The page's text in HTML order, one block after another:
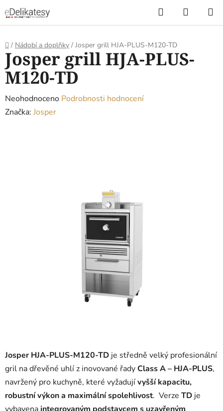
na
obsah
Hledat
KOŠÍK
Domů
/ Nádobí a doplňky / Josper grill HJA-PLUS-M120-TD
Josper HJA-PLUS-M120-TD je středně velký profesionální
gril na dřevěné uhlí z inovované řadyClass A – HJA-PLUS,
navržený pro kuchyně, které vyžadujívyšší kapacitu,
robustní výkon a maximální spolehlivost. Verze TD je
Josper grill HJA-PLUS-
M120-TD
Průměrné
hodnocení
Neohodnoceno Podrobnosti hodnocení
Značka: Josper